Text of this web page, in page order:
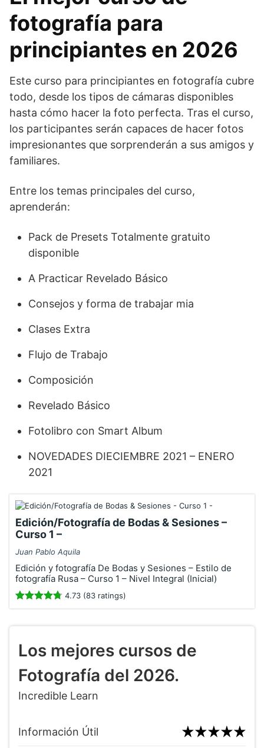
fotografía para
principiantes en 2026
Este curso para principiantes en fotografía cubre
todo, desde los tipos de cámaras disponibles
hasta cómo hacer la foto perfecta. Tras el curso,
los participantes serán capaces de hacer fotos
impresionantes que sorprenderán a sus amigos y
familiares.
Entre los temas principales del curso,
aprenderán:
Pack de Presets Totalmente gratuito
disponible
A Practicar Revelado Básico
Consejos y forma de trabajar mia
Clases Extra
Flujo de Trabajo
Composición
Revelado Básico
Fotolibro con Smart Album
NOVEDADES DIECIEMBRE 2021 – ENERO
2021
Edición/Fotografía de Bodas & Sesiones –
Curso 1 –
Juan Pablo Aquila
Edición y fotografía De Bodas y Sesiones – Estilo de
fotografía Rusa – Curso 1 – Nivel Integral (Inicial)
4.73 (83 ratings)
Los mejores cursos de
Fotografía del 2026.
Incredible Learn
Información Útil